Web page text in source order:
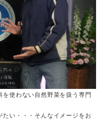
使わない自然野菜を扱う専門
い・・・そんなイメージをお